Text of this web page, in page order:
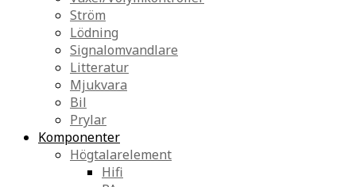
Ström
Lödning
Signalomvandlare
Litteratur
Mjukvara
Bil
Prylar
Komponenter
Högtalarelement
Hifi